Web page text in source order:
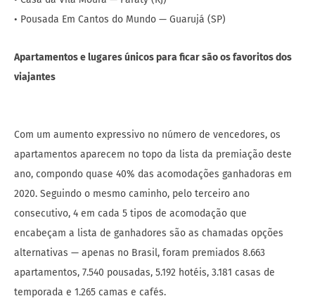
• Pousada Em Cantos do Mundo — Guarujá (SP)
Apartamentos e lugares únicos para ficar são os favoritos dos
viajantes
Com um aumento expressivo no número de vencedores, os
apartamentos aparecem no topo da lista da premiação deste
ano, compondo quase 40% das acomodações ganhadoras em
2020. Seguindo o mesmo caminho, pelo terceiro ano
consecutivo, 4 em cada 5 tipos de acomodação que
encabeçam a lista de ganhadores são as chamadas opções
alternativas — apenas no Brasil, foram premiados 8.663
apartamentos, 7.540 pousadas, 5.192 hotéis, 3.181 casas de
temporada e 1.265 camas e cafés.